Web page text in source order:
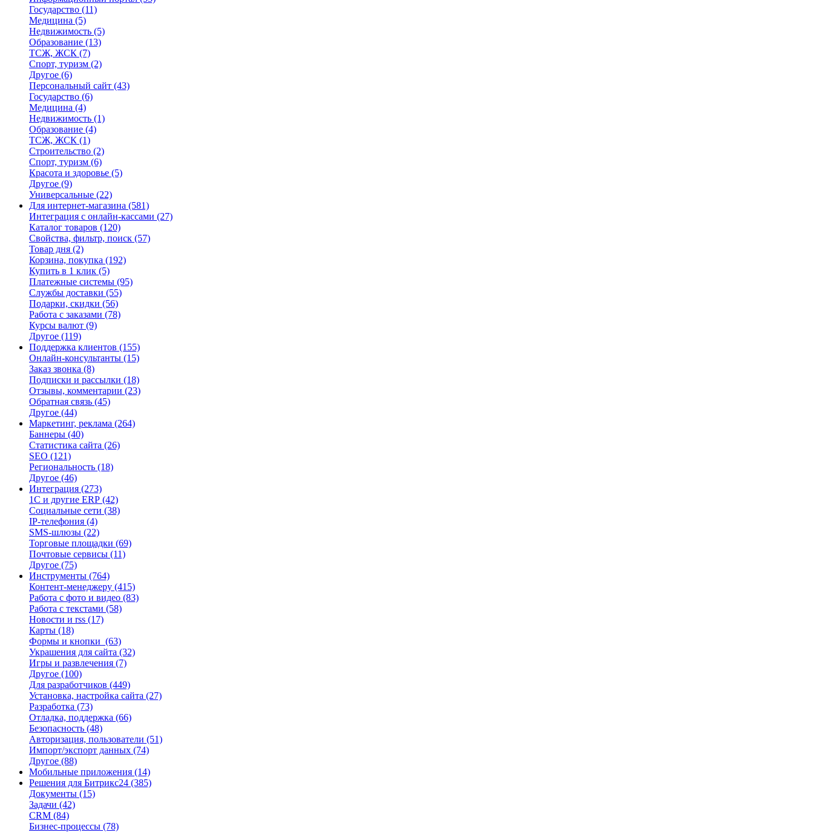
Государство (11)
Медицина (5)
Недвижимость (5)
Образование (13)
ТСЖ, ЖСК (7)
Спорт, туризм (2)
Другое (6)
Персональный сайт (43)
Государство (6)
Медицина (4)
Недвижимость (1)
Образование (4)
ТСЖ, ЖСК (1)
Строительство (2)
Спорт, туризм (6)
Красота и здоровье (5)
Другое (9)
Универсальные (22)
Для интернет-магазина (581)
Интеграция с онлайн-кассами (27)
Каталог товаров (120)
Свойства, фильтр, поиск (57)
Товар дня (2)
Корзина, покупка (192)
Купить в 1 клик (5)
Платежные системы (95)
Службы доставки (55)
Подарки, скидки (56)
Работа с заказами (78)
Курсы валют (9)
Другое (119)
Поддержка клиентов (155)
Онлайн-консультанты (15)
Заказ звонка (8)
Подписки и рассылки (18)
Отзывы, комментарии (23)
Обратная связь (45)
Другое (44)
Маркетинг, реклама (264)
Баннеры (40)
Статистика сайта (26)
SEO (121)
Региональность (18)
Другое (46)
Интеграция (273)
1С и другие ERP (42)
Социальные сети (38)
IP-телефония (4)
SMS-шлюзы (22)
Торговые площадки (69)
Почтовые сервисы (11)
Другое (75)
Инструменты (764)
Контент-менеджеру (415)
Работа с фото и видео (83)
Работа с текстами (58)
Новости и rss (17)
Карты (18)
Формы и кнопки (63)
Украшения для сайта (32)
Игры и развлечения (7)
Другое (100)
Для разработчиков (449)
Установка, настройка сайта (27)
Разработка (73)
Отладка, поддержка (66)
Безопасность (48)
Авторизация, пользователи (51)
Импорт/экспорт данных (74)
Другое (88)
Мобильные приложения (14)
Решения для Битрикс24 (385)
Документы (15)
Задачи (42)
CRM (84)
Бизнес-процессы (78)